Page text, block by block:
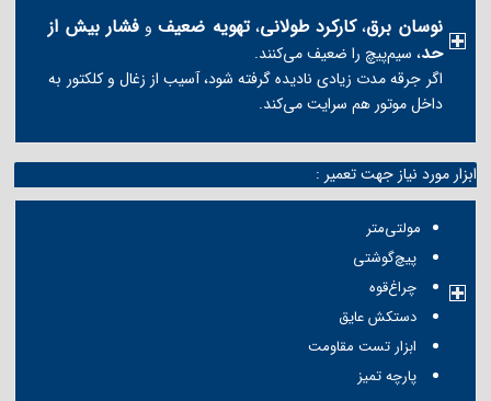
نوسان برق،کارکرد طولانی،تهویه ضعیفو فشار بیش از
حد، سیم‌پیچ را ضعیف می‌کنند.
اگر جرقه مدت زیادی نادیده گرفته شود، آسیب از زغال و کلکتور به
داخل موتور هم سرایت می‌کند.
ابزار مورد نیاز جهت تعمیر :
مولتی‌متر
پیچ‌گوشتی
چراغ‌قوه
دستکش عایق
ابزار تست مقاومت
پارچه تمیز